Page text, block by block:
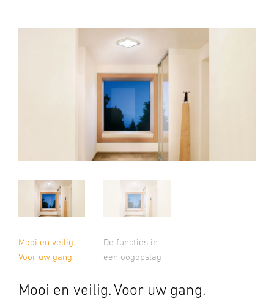
Mooi en veilig.
Voor uw gang.
De functies in
een oogopslag
Mooi en veilig. Voor uw gang.